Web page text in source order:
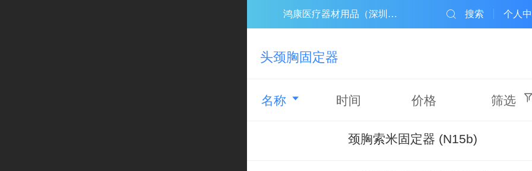
鸿康医疗器材用品（深圳）有限公司 个人
搜索
头颈胸固定器
名称 时间 价格 筛选
颈胸索米固定器 (N15b)